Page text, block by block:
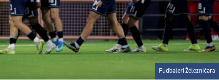
Fudbaleri Železničara